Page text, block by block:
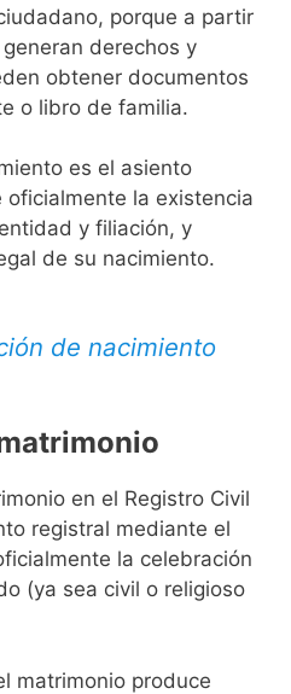
porque a partir
derechos y
obtener documentos
o libro de familia.
es el asiento
oficialmente la existencia
y filiación, y
de su nacimiento.
de nacimiento
en el Registro Civil
registral mediante el
la celebración
(ya sea civil o religioso
matrimonio produce